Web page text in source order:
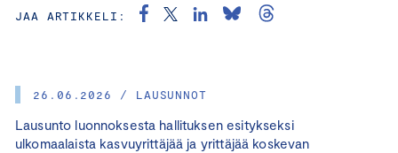
26.06.2026 / LAUSUNNOT
Lausunto luonnoksesta hallituksen esitykseksi
ulkomaalaista kasvuyrittäjää ja yrittäjää koskevan
JAA ARTIKKELI: